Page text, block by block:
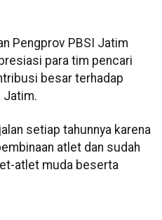
Pengprov PBSI Jatim
para tim pencari
besar terhadap
Jatim.
setiap tahunnya karena
atlet dan sudah
atlet muda beserta